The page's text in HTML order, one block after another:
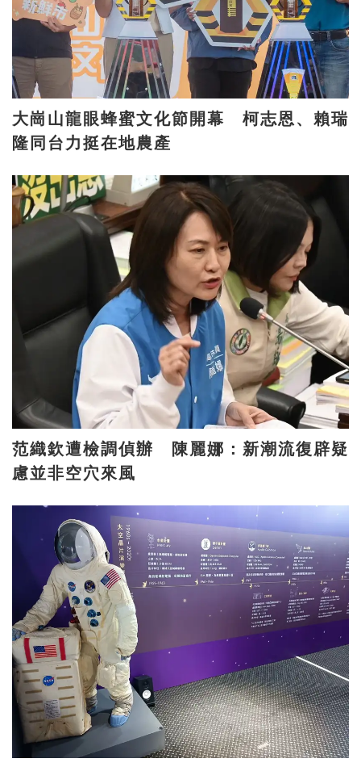
大崗山龍眼蜂蜜文化節開幕 柯志恩、賴瑞
隆同台力挺在地農產
范織欽遭檢調偵辦 陳麗娜：新潮流復辟疑
慮並非空穴來風